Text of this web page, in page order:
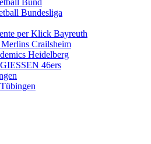
Bundesliga
per Klick Bayreuth
Crailsheim
Heidelberg
46ers